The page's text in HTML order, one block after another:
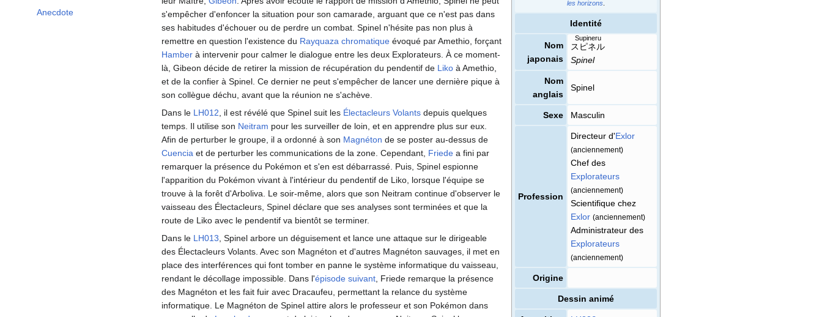
Anecdote
les horizons
Identité
Nom
japonais
スピネル
Supineru
Spinel
Nom
anglais
Spinel
Sexe Masculin
Profession
Directeur d'Exlor
(anciennement)
Chef des
Explorateurs
(anciennement)
Scientifique chez
Exlor (anciennement)
Administrateur des
Explorateurs
(anciennement)
Origine
Dessin animé
s'empêcher d'enfoncer la situation pour son camarade, arguant que ce n'est pas dans
ses habitudes d'échouer ou de perdre un combat. Spinel n'hésite pas non plus à
remettre en question l'existence du Rayquaza chromatique évoqué par Amethio, forçant
Hamber à intervenir pour calmer le dialogue entre les deux Explorateurs. À ce moment-
là, Gibeon décide de retirer la mission de récupération du pendentif de Liko à Amethio,
et de la confier à Spinel. Ce dernier ne peut s'empêcher de lancer une dernière pique à
son collègue déchu, avant que la réunion ne s'achève.
Dans le LH012, il est révélé que Spinel suit les Électacleurs Volants depuis quelques
temps. Il utilise son Neitram pour les surveiller de loin, et en apprendre plus sur eux.
Afin de perturber le groupe, il a ordonné à son Magnéton de se poster au-dessus de
Cuencia et de perturber les communications de la zone. Cependant, Friede a fini par
remarquer la présence du Pokémon et s'en est débarrassé. Puis, Spinel espionne
l'apparition du Pokémon vivant à l'intérieur du pendentif de Liko, lorsque l'équipe se
trouve à la forêt d'Arboliva. Le soir-même, alors que son Neitram continue d'observer le
vaisseau des Électacleurs, Spinel déclare que ses analyses sont terminées et que la
route de Liko avec le pendentif va bientôt se terminer.
Dans le LH013, Spinel arbore un déguisement et lance une attaque sur le dirigeable
des Électacleurs Volants. Avec son Magnéton et d'autres Magnéton sauvages, il met en
place des interférences qui font tomber en panne le système informatique du vaisseau,
rendant le décollage impossible. Dans l'épisode suivant, Friede remarque la présence
des Magnéton et les fait fuir avec Dracaufeu, permettant la relance du système
informatique. Le Magnéton de Spinel attire alors le professeur et son Pokémon dans